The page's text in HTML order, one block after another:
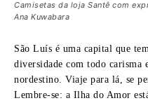
Camisetas da loja Santê com
Ana Kuwabara
São Luís é uma capital que
diversidade com todo
nordestino. Viaje para lá, se
Lembre-se: a Ilha do Amor